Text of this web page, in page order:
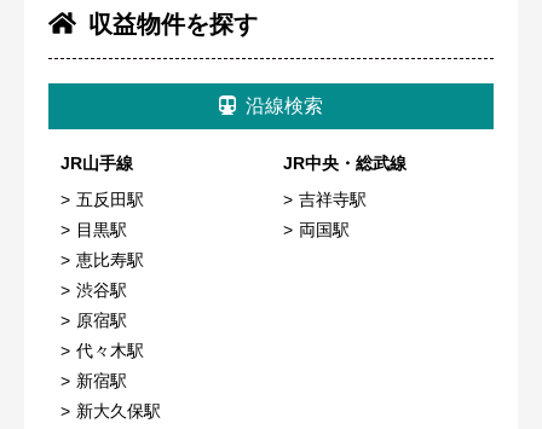
収益物件を探す
沿線検索
JR山手線
五反田駅
目黒駅
恵比寿駅
渋谷駅
原宿駅
代々木駅
新宿駅
新大久保駅
JR中央・総武線
吉祥寺駅
両国駅